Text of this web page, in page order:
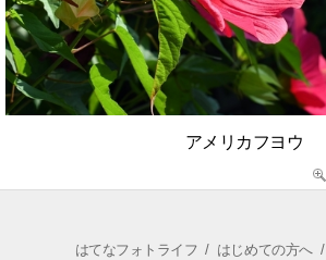
アメリカフヨウ
はてなフォトライフ / はじめての方へ/